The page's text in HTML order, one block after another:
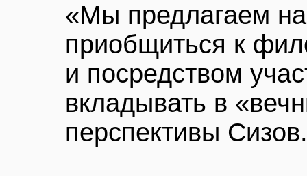
«Мы предлагаем
приобщиться к
и посредством
вкладывать в
перспективы Сизов.